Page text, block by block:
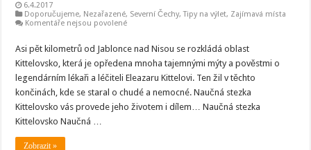
6.4.2017
Doporučujeme, Nezařazené, Severní Čechy,Tipy na výlet, Zajímavá místa
Komentáře nejsou povolenéu
názvem
Kittelovsko:
Po
stopách
doktora
Kittela
Asi pět kilometrů od Jablonce nad Nisou se rozkládá oblast
Kittelovsko, která je opředena mnoha tajemnými mýty a pověstmi o
legendárním lékaři a léčiteli Eleazaru Kittelovi. Ten žil v těchto
končinách, kde se staral o chudé a nemocné. Naučná stezka
Kittelovsko vás provede jeho životem i dílem… Naučná stezka
Kittelovsko Naučná …
Zobrazit »